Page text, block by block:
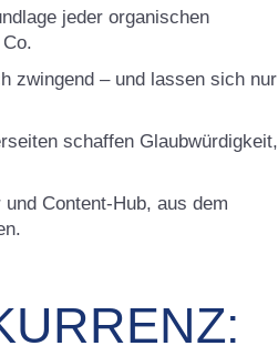
jeder organischen
zwingend – und lassen sich nur
schaffen Glaubwürdigkeit,
Content-Hub, aus dem